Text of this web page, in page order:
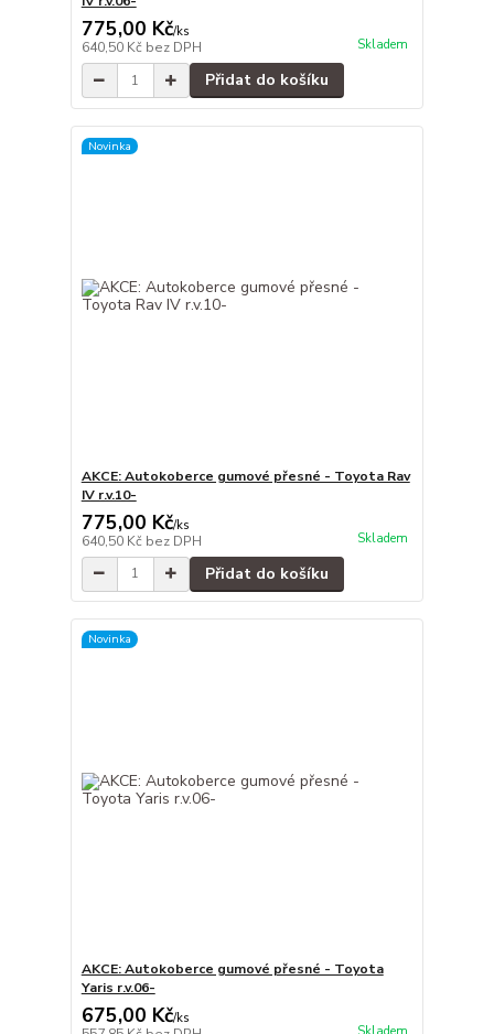
775,00 Kč/ks
640,50 Kč bez DPH Skladem
Přidat do košíku
Novinka
AKCE: Autokoberce gumové přesné - Toyota Rav
IV r.v.10-
775,00 Kč/ks
640,50 Kč bez DPH Skladem
Přidat do košíku
Novinka
AKCE: Autokoberce gumové přesné - Toyota
Yaris r.v.06-
675,00 Kč/ks